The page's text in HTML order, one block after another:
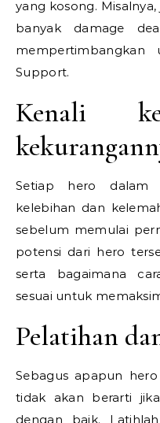
yang kosong.
banyak damage
Support.
Kenali
Setiap hero dalam
kelebihan dan
sebelum memulai
potensi dari hero
serta bagaimana
sesuai untuk
Pelatihan
Sebagus apapun
tidak akan berarti
dengan baik.